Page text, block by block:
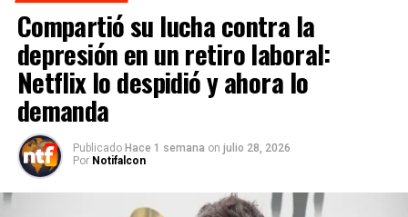
Compartió su lucha contra la
depresión en un retiro laboral:
Netflix lo despidió y ahora lo
demanda
Publicado Hace 1 semana on julio 28, 2026
Por Notifalcon